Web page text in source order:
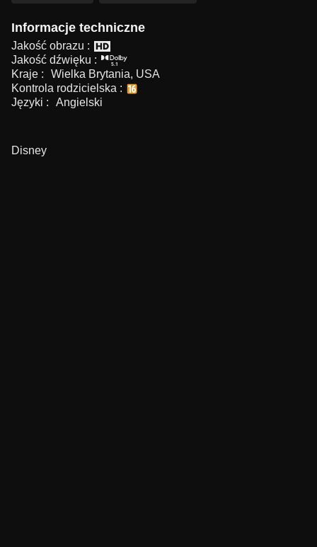
Informacje techniczne
Jakość obrazu :
Jakość dźwięku :
Kraje :
Wielka Brytania, USA
Kontrola rodzicielska :
Języki :
Angielski
Disney